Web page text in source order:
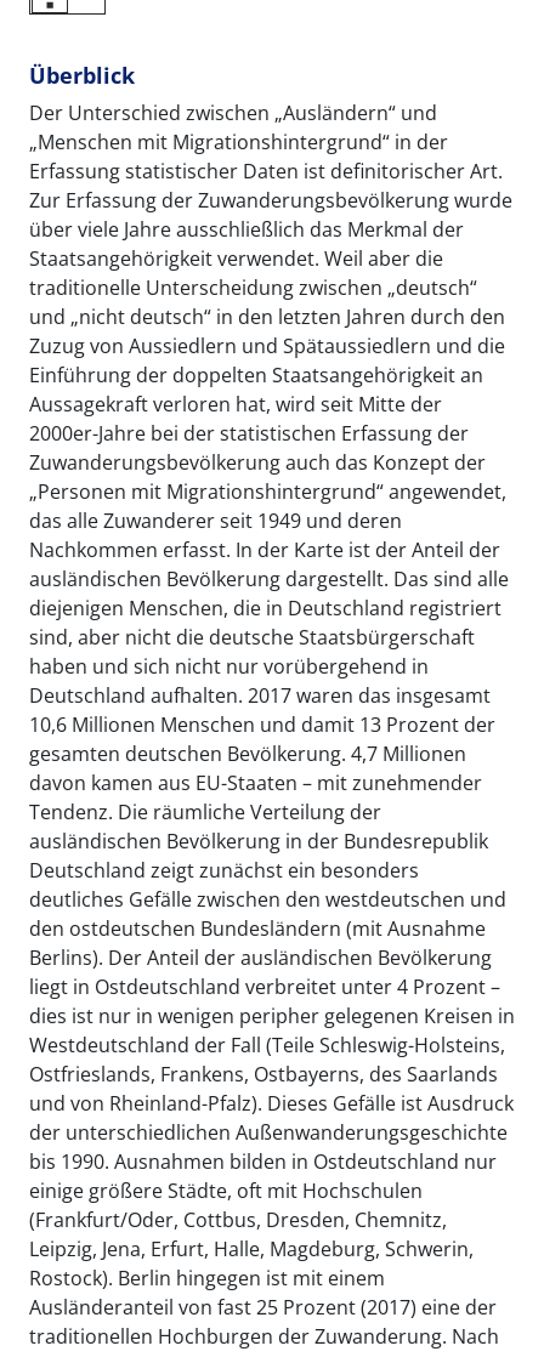
Überblick
Der Unterschied zwischen „Ausländern“ und
„Menschen mit Migrationshintergrund“ in der
Erfassung statistischer Daten ist definitorischer Art.
Zur Erfassung der Zuwanderungsbevölkerung wurde
über viele Jahre ausschließlich das Merkmal der
Staatsangehörigkeit verwendet. Weil aber die
traditionelle Unterscheidung zwischen „deutsch“
und „nicht deutsch“ in den letzten Jahren durch den
Zuzug von Aussiedlern und Spätaussiedlern und die
Einführung der doppelten Staatsangehörigkeit an
Aussagekraft verloren hat, wird seit Mitte der
2000er-Jahre bei der statistischen Erfassung der
Zuwanderungsbevölkerung auch das Konzept der
„Personen mit Migrationshintergrund“ angewendet,
das alle Zuwanderer seit 1949 und deren
Nachkommen erfasst. In der Karte ist der Anteil der
ausländischen Bevölkerung dargestellt. Das sind alle
diejenigen Menschen, die in Deutschland registriert
sind, aber nicht die deutsche Staatsbürgerschaft
haben und sich nicht nur vorübergehend in
Deutschland aufhalten. 2017 waren das insgesamt
10,6 Millionen Menschen und damit 13 Prozent der
gesamten deutschen Bevölkerung. 4,7 Millionen
davon kamen aus EU-Staaten – mit zunehmender
Tendenz. Die räumliche Verteilung der
ausländischen Bevölkerung in der Bundesrepublik
Deutschland zeigt zunächst ein besonders
deutliches Gefälle zwischen den westdeutschen und
den ostdeutschen Bundesländern (mit Ausnahme
Berlins). Der Anteil der ausländischen Bevölkerung
liegt in Ostdeutschland verbreitet unter 4 Prozent –
dies ist nur in wenigen peripher gelegenen Kreisen in
Westdeutschland der Fall (Teile Schleswig-Holsteins,
Ostfrieslands, Frankens, Ostbayerns, des Saarlands
und von Rheinland-Pfalz). Dieses Gefälle ist Ausdruck
der unterschiedlichen Außenwanderungsgeschichte
bis 1990. Ausnahmen bilden in Ostdeutschland nur
einige größere Städte, oft mit Hochschulen
(Frankfurt/Oder, Cottbus, Dresden, Chemnitz,
Leipzig, Jena, Erfurt, Halle, Magdeburg, Schwerin,
Rostock). Berlin hingegen ist mit einem
Ausländeranteil von fast 25 Prozent (2017) eine der
traditionellen Hochburgen der Zuwanderung. Nach